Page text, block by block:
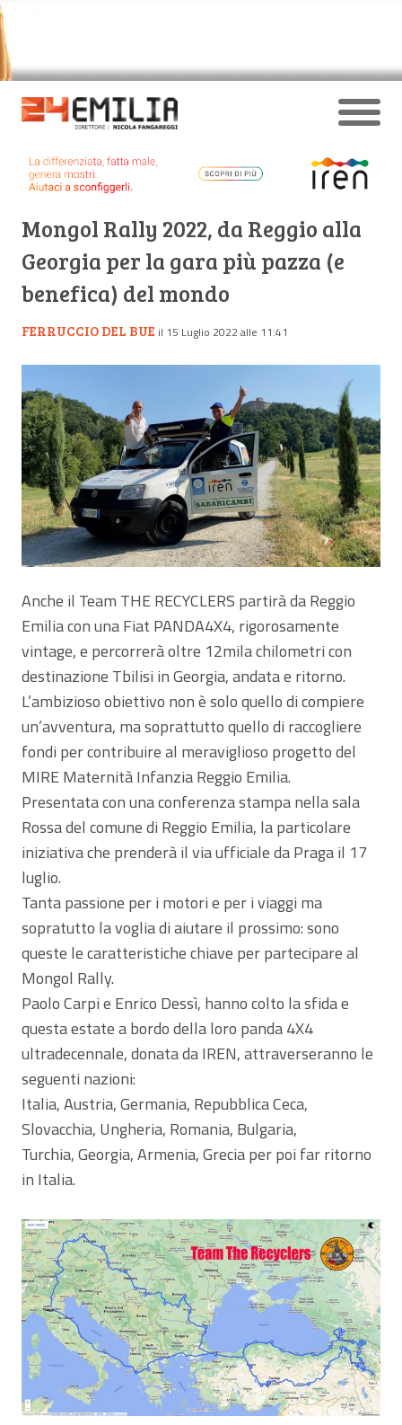
Mongol Rally 2022, da Reggio alla
Georgia per la gara più pazza (e
benefica) del mondo
FERRUCCIO DEL BUE il 15 Luglio 2022 alle 11:41
Anche il Team THE RECYCLERS partirà da Reggio
Emilia con una Fiat PANDA4X4, rigorosamente
vintage, e percorrerà oltre 12mila chilometri con
destinazione Tbilisi in Georgia, andata e ritorno.
L’ambizioso obiettivo non è solo quello di compiere
un’avventura, ma soprattutto quello di raccogliere
fondi per contribuire al meraviglioso progetto del
MIRE Maternità Infanzia Reggio Emilia.
Presentata con una conferenza stampa nella sala
Rossa del comune di Reggio Emilia, la particolare
iniziativa che prenderà il via ufficiale da Praga il 17
luglio.
Tanta passione per i motori e per i viaggi ma
sopratutto la voglia di aiutare il prossimo: sono
queste le caratteristiche chiave per partecipare al
Mongol Rally.
Paolo Carpi e Enrico Dessì, hanno colto la sfida e
questa estate a bordo della loro panda 4X4
ultradecennale, donata da IREN, attraverseranno le
seguenti nazioni:
Italia, Austria, Germania, Repubblica Ceca,
Slovacchia, Ungheria, Romania, Bulgaria,
Turchia, Georgia, Armenia, Grecia per poi far ritorno
in Italia.